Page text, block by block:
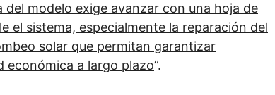
modelo exige avanzar con una hoja de
el sistema, especialmente la reparación del
solar que permitan garantizar
económica a largo plazo”.